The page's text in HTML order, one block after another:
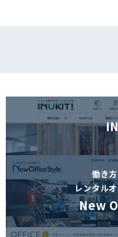
働き
レンタル
New